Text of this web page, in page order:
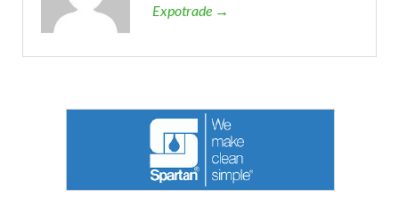
Expotrade →